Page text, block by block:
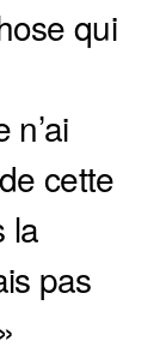
qui
cette
la
pas